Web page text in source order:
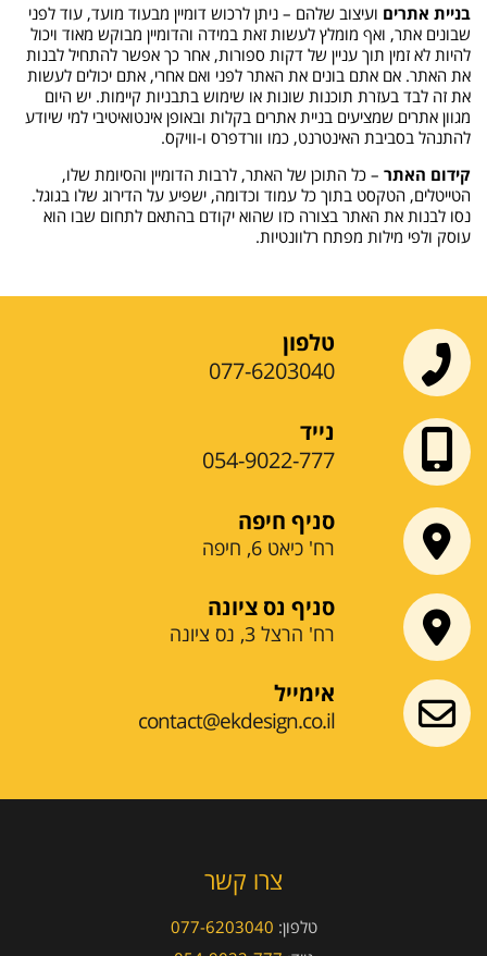
בניית אתרים ועיצוב שלהם – ניתן לרכוש דומיין מבעוד מועד, עוד לפני
שבונים אתר, ואף מומלץ לעשות זאת במידה והדומיין מבוקש מאוד ויכול
להיות לא זמין תוך עניין של דקות ספורות, אחר כך אפשר להתחיל לבנות
את האתר. אם אתם בונים את האתר לפני ואם אחרי, אתם יכולים לעשות
את זה לבד בעזרת תוכנות שונות או שימוש בתבניות קיימות. יש היום
מגוון אתרים שמציעים בניית אתרים בקלות ובאופן אינטואיטיבי למי שיודע
להתנהל בסביבת האינטרנט, כמו וורדפרס ו-וויקס.
קידום האתר – כל התוכן של האתר, לרבות הדומיין והסיומת שלו,
הטייטלים, הטקסט בתוך כל עמוד וכדומה, ישפיע על הדירוג שלו בגוגל.
נסו לבנות את האתר בצורה כזו שהוא יקודם בהתאם לתחום שבו הוא
עוסק ולפי מילות מפתח רלוונטיות.
טלפון
077-6203040
נייד
054-9022-777
סניף חיפה
רח' כיאט 6, חיפה
סניף נס ציונה
רח' הרצל 3, נס ציונה
אימייל
contact@ekdesign.co.il
צרו קשר
טלפון: 077-6203040